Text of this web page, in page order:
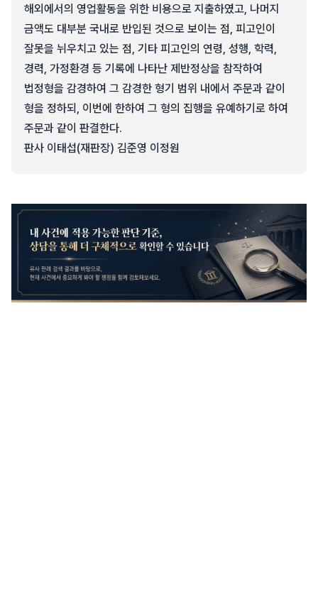
해외에서의 영업활동을 위한 비용으로 지출하였고, 나머지
금액도 대부분 국내로 반입된 것으로 보이는 점, 피고인이
잘못을 뉘우치고 있는 점, 기타 피고인의 연령, 성행, 학력,
경력, 가정환경 등 기록에 나타난 제반정상을 참작하여
법정형을 감경하여 그 감경한 형기 범위 내에서 주문과 같이
형을 정하되, 이번에 한하여 그 형의 집행을 유예하기로 하여
주문과 같이 판결한다.
판사 이태섭(재판장) 김준영 이정원